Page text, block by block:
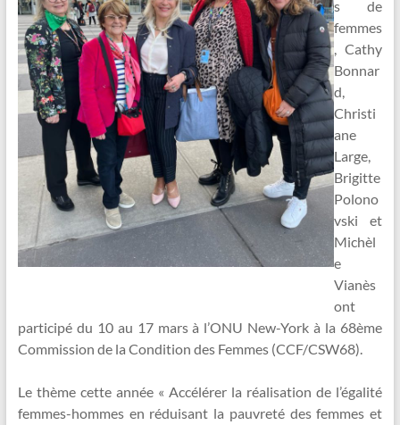
s de
femmes
, Cathy
Bonnar
d,
Christi
ane
Large,
Brigitte
Polono
vski et
Michèl
e
Vianès
ont
participé du 10 au 17 mars à l’ONU New-York à la 68ème
Commission de la Condition des Femmes (CCF/CSW68).
Le thème cette année « Accélérer la réalisation de l’égalité
femmes-hommes en réduisant la pauvreté des femmes et